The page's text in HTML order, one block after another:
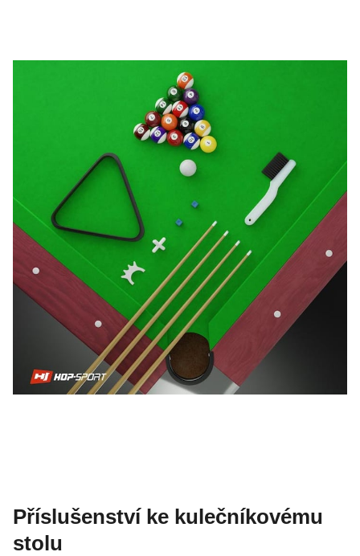
Příslušenství ke kulečníkovému
stolu